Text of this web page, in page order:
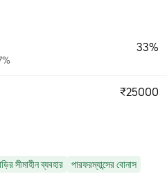
33%
₹25000
সীমাহীন ব্যবহার
পারফরম্যান্সের বোনাস